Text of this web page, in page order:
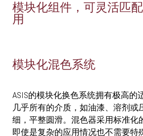
模块化组件，可灵活匹
用
模块化混色系统
ASIS的模块化换色系统拥有极高的
几乎所有的介质，如油漆、溶剂或
细，平整圆滑。混色器采用标准化
即使是复杂的应用情况也不需要特